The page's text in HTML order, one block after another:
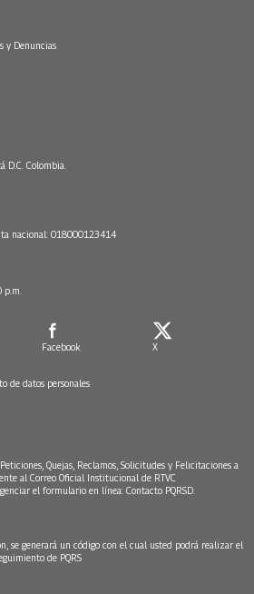
y Denuncias
D.C. Colombia.
nacional: 018000123414
p.m.
Facebook X
de datos personales
Quejas, Reclamos, Solicitudes y Felicitaciones a
al Correo Oficial Institucional de RTVC
el formulario en línea: Contacto PQRSD.
se generará un código con el cual usted podrá realizar el
de PQRS